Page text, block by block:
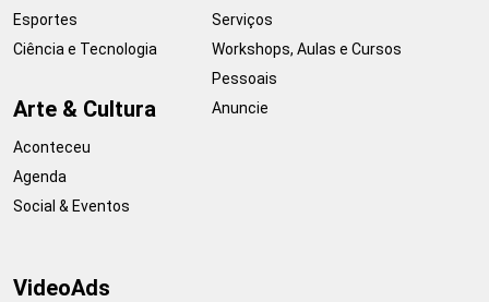
Esportes
Ciência e Tecnologia
Arte & Cultura
Aconteceu
Agenda
Social & Eventos
Serviços
Workshops, Aulas e Cursos
Pessoais
Anuncie
VideoAds